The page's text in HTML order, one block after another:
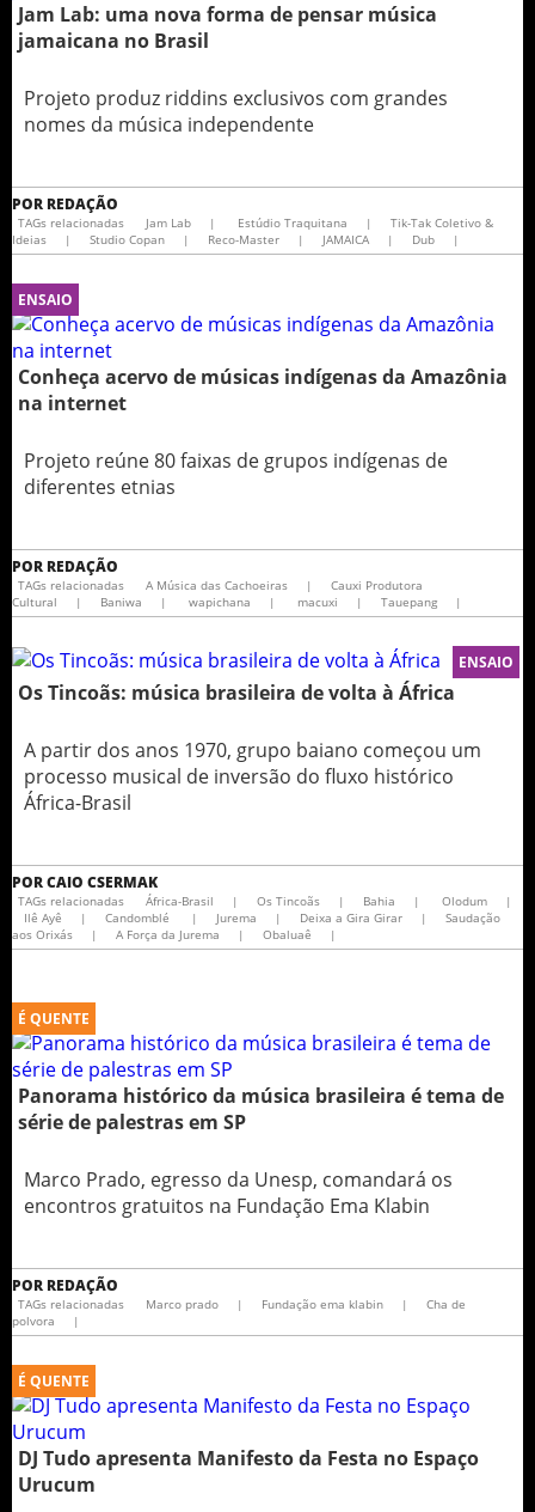
Jam Lab: uma nova forma de pensar música
jamaicana no Brasil
Projeto produz riddins exclusivos com grandes
nomes da música independente
POR REDAÇÃO
TAGs relacionadas Jam Lab | Estúdio Traquitana |
Tik-Tak Coletivo &
Ideias
| Studio Copan | Reco-Master | JAMAICA | Dub |
ENSAIO
Conheça acervo de músicas indígenas da Amazônia
na internet
Projeto reúne 80 faixas de grupos indígenas de
diferentes etnias
POR REDAÇÃO
TAGs relacionadas A Música das Cachoeiras |
Cauxi Produtora
Cultural
| Baniwa | wapichana | macuxi | Tauepang |
ENSAIO
Os Tincoãs: música brasileira de volta à África
A partir dos anos 1970, grupo baiano começou um
processo musical de inversão do fluxo histórico
África-Brasil
PORCAIO CSERMAK
TAGs relacionadas África-Brasil | Os Tincoãs | Bahia | Olodum
|
Ilê Ayê
| Candomblé | Jurema | Deixa a Gira Girar |
Saudação
aos Orixás
| A Força da Jurema | Obaluaê |
É QUENTE
Panorama histórico da música brasileira é tema de
série de palestras em SP
Marco Prado, egresso da Unesp, comandará os
encontros gratuitos na Fundação Ema Klabin
POR REDAÇÃO
TAGs relacionadas Marco prado | Fundação ema klabin |
Cha de
polvora
|
É QUENTE
DJ Tudo apresenta Manifesto da Festa no Espaço
Urucum